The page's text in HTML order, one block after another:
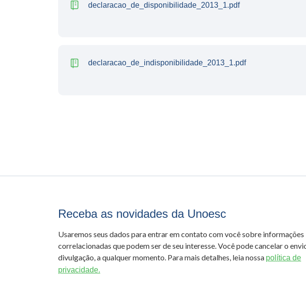
declaracao_de_disponibilidade_2013_1.pdf
declaracao_de_indisponibilidade_2013_1.pdf
Receba as novidades da Unoesc
Usaremos seus dados para entrar em contato com você sobre informações
correlacionadas que podem ser de seu interesse. Você pode cancelar o
divulgação, a qualquer momento. Para mais detalhes, leia nossa política de
privacidade.